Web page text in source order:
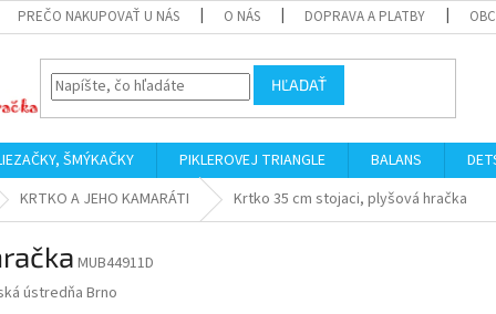
PREČO NAKUPOVAŤ U NÁS O NÁS DOPRAVA A PLATBY
HĽADAŤ
ŠMÝKAČKY PIKLEROVEJ TRIANGLE BALANS
KRTKO A JEHO KAMARÁTI Krtko 35 cm stojaci, plyšová hračka
MUB44911D
ústredňa Brno